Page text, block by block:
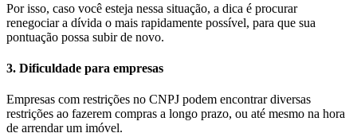
Por isso, caso você esteja nessa situação, a dica é procurar
renegociar a dívida o mais rapidamente possível, para que sua
pontuação possa subir de novo.
3. Dificuldade para empresas
Empresas com restrições no CNPJ podem encontrar diversas
restrições ao fazerem compras a longo prazo, ou até mesmo na hora
de arrendar um imóvel.